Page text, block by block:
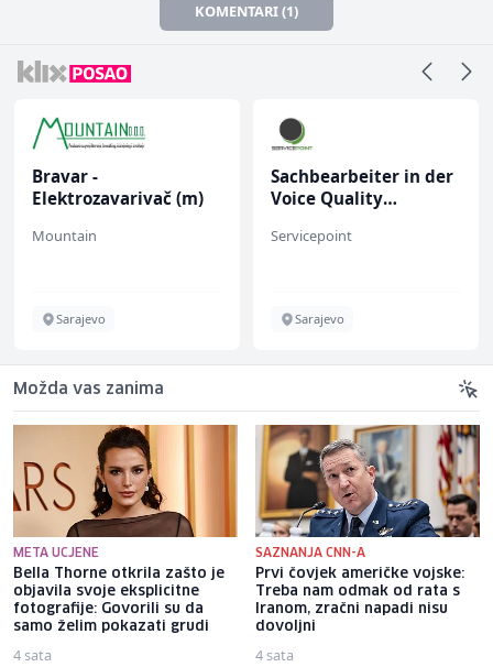
KOMENTARI (1)
Bravar -
Elektrozavarivač (m)
Mountain
Sarajevo
Sachbearbeiter in der
Voice Quality
Servicepoint
Sarajevo
Možda vas zanima
META UCJENE
Bella Thorne otkrila zašto je
objavila svoje eksplicitne
fotografije: Govorili su da
samo želim pokazati grudi
4 sata
SAZNANJA CNN-A
Prvi čovjek američke vojske:
Treba nam odmak od rata s
Iranom, zračni napadi nisu
dovoljni
4 sata